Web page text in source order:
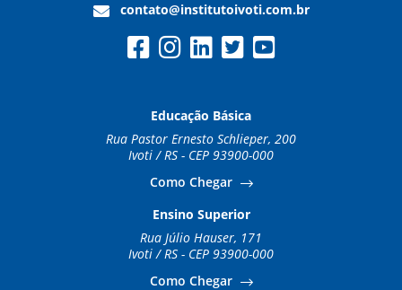
contato@institutoivoti.com.br
Educação Básica
Rua Pastor Ernesto Schlieper, 200
Ivoti / RS - CEP 93900-000
Como Chegar
Ensino Superior
Rua Júlio Hauser, 171
Ivoti / RS - CEP 93900-000
Como Chegar